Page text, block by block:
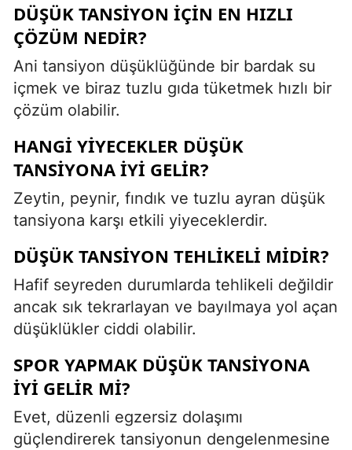
DÜŞÜK TANSIYON IÇIN EN HIZLI
ÇÖZÜM NEDIR?
Ani tansiyon düşüklüğünde bir bardak su
içmek ve biraz tuzlu gıda tüketmek hızlı bir
çözüm olabilir.
HANGI YIYECEKLER DÜŞÜK
TANSIYONA IYI GELIR?
Zeytin, peynir, fındık ve tuzlu ayran düşük
tansiyona karşı etkili yiyeceklerdir.
DÜŞÜK TANSIYON TEHLIKELI MIDIR?
Hafif seyreden durumlarda tehlikeli değildir
ancak sık tekrarlayan ve bayılmaya yol açan
düşüklükler ciddi olabilir.
SPOR YAPMAK DÜŞÜK TANSIYONA
IYI GELIR MI?
Evet, düzenli egzersiz dolaşımı
güçlendirerek tansiyonun dengelenmesine